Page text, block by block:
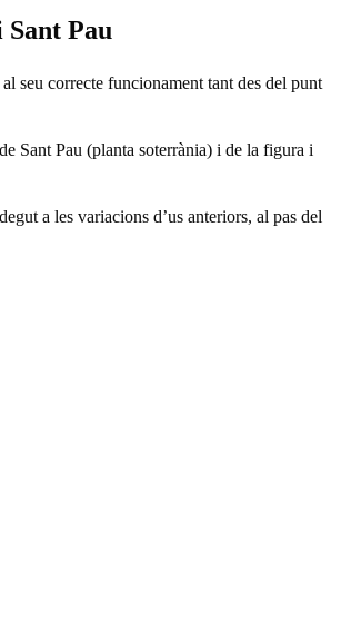
Pau
seu correcte funcionament tant des del punt
Sant Pau (planta soterrània) i de la figura i
a les variacions d’us anteriors, al pas del